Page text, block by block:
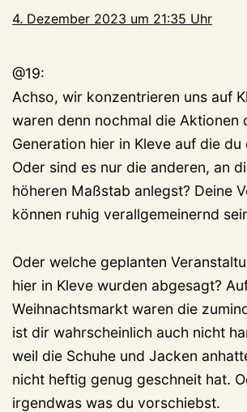
4. Dezember 2023 um 21:35 Uhr
@19:
Achso, wir konzentrieren uns auf
waren denn nochmal die Aktionen
Generation hier in Kleve auf die du
Oder sind es nur die anderen, an
höheren Maßstab anlegst? Deine
können ruhig verallgemeinernd
Oder welche geplanten
hier in Kleve wurden abgesagt?
Weihnachtsmarkt waren die
ist dir wahrscheinlich auch nicht
weil die Schuhe und Jacken
nicht heftig genug geschneit hat.
irgendwas was du vorschiebst.